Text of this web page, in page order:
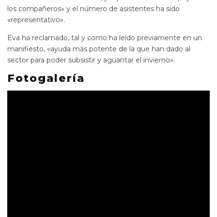
los compañeros» y el número de asistentes ha sido
«representativo».
Eva ha reclamado, tal y como ha leído previamente en un
manifiesto, «ayuda más potente de la que han dado al
sector para poder subsistir y aguantar el invierno».
Fotogalería